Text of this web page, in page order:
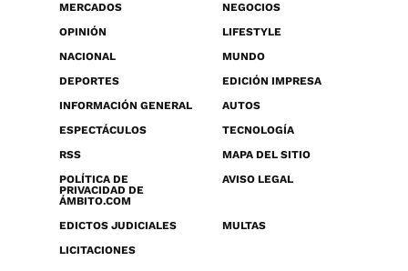
MERCADOS
NEGOCIOS
OPINIÓN
LIFESTYLE
NACIONAL
MUNDO
DEPORTES
EDICIÓN IMPRESA
INFORMACIÓN GENERAL
AUTOS
ESPECTÁCULOS
TECNOLOGÍA
RSS
MAPA DEL SITIO
POLÍTICA DE
PRIVACIDAD DE
ÁMBITO.COM
AVISO LEGAL
EDICTOS JUDICIALES
MULTAS
LICITACIONES